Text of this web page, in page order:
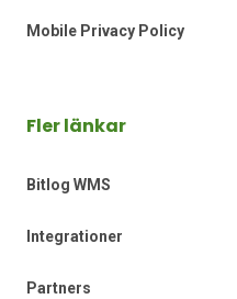
Mobile Privacy Policy
Fler länkar
Bitlog WMS
Integrationer
Partners